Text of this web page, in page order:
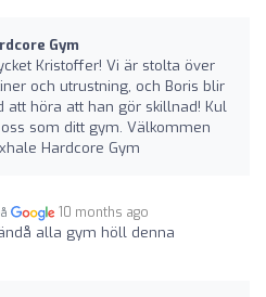
Gym
Kristoffer! Vi är stolta över
och utrustning, och Boris blir
att höra att han gör skillnad! Kul
som ditt gym. Välkommen
Hardcore Gym
10 months ago
alla gym höll denna